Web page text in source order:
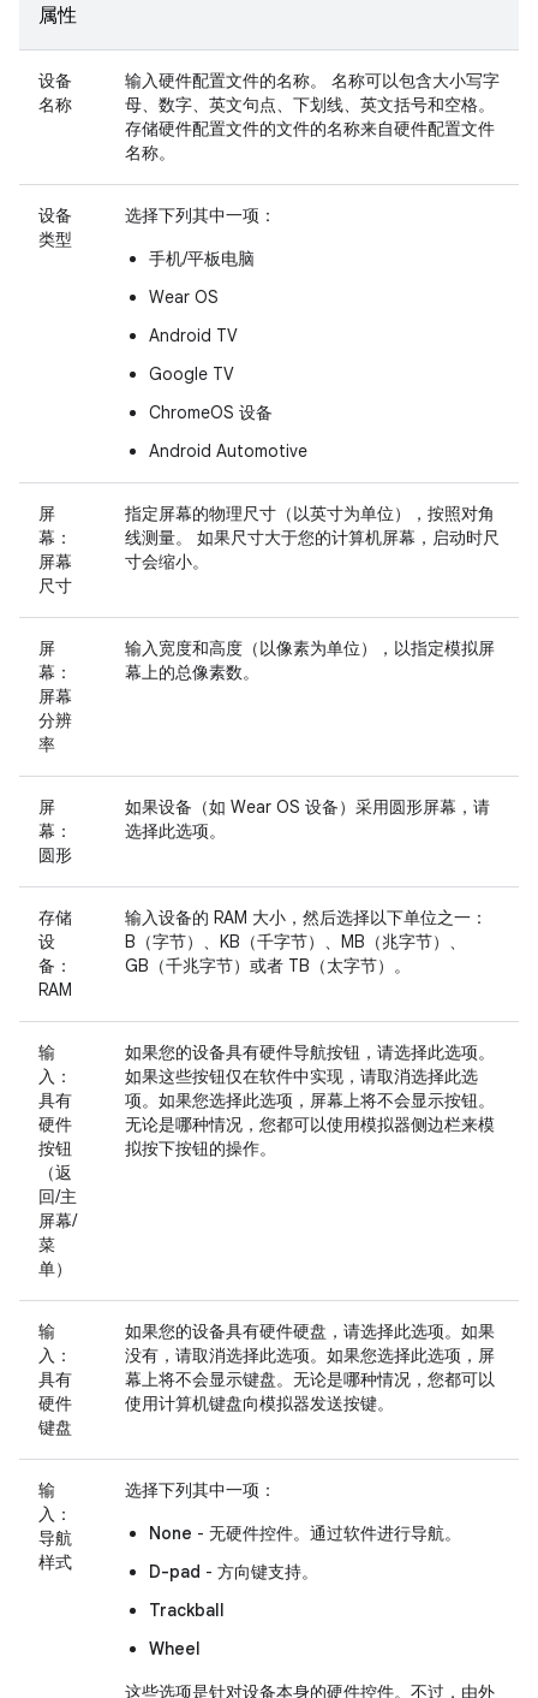
属性
设备
名称
输入硬件配置文件的名称。 名称可以包含大小写字
母、数字、英文句点、下划线、英文括号和空格。
存储硬件配置文件的文件的名称来自硬件配置文件
名称。
设备
类型
选择下列其中一项：
手机/平板电脑
Wear OS
Android TV
Google TV
ChromeOS 设备
Android Automotive
屏
幕：
屏幕
尺寸
指定屏幕的物理尺寸（以英寸为单位），按照对角
线测量。 如果尺寸大于您的计算机屏幕，启动时尺
寸会缩小。
屏
幕：
屏幕
分辨
率
输入宽度和高度（以像素为单位），以指定模拟屏
幕上的总像素数。
屏
幕：
圆形
如果设备（如 Wear OS 设备）采用圆形屏幕，请
选择此选项。
存储
设
备：
RAM
输入设备的 RAM 大小，然后选择以下单位之一：
B（字节）、KB（千字节）、MB（兆字节）、
GB（千兆字节）或者 TB（太字节）。
输
入：
具有
硬件
按钮
（返
回/主
屏幕/
菜
单）
如果您的设备具有硬件导航按钮，请选择此选项。
如果这些按钮仅在软件中实现，请取消选择此选
项。如果您选择此选项，屏幕上将不会显示按钮。
无论是哪种情况，您都可以使用模拟器侧边栏来模
拟按下按钮的操作。
输
入：
具有
硬件
键盘
如果您的设备具有硬件硬盘，请选择此选项。如果
没有，请取消选择此选项。如果您选择此选项，屏
幕上将不会显示键盘。无论是哪种情况，您都可以
使用计算机键盘向模拟器发送按键。
输
入：
导航
样式
选择下列其中一项：
None - 无硬件控件。通过软件进行导航。
D-pad - 方向键支持。
Trackball
Wheel
这些选项是针对设备本身的硬件控件。不过，由外